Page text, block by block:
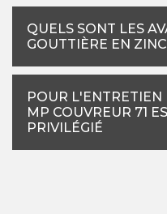
QUELS SONT LES
GOUTTIÈRE EN
POUR L'ENTRETIEN
MP COUVREUR 71
PRIVILÉGIÉ